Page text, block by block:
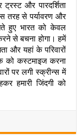
और पारदर्शिता
तरह से पर्यावरण और
हुए भारत को केवल
से बचना होगा। हमें
और यहां के परिवारों
को कस्टमाइज करना
पर लगी स्क्रीन्स में
हमारी जिंदगी को